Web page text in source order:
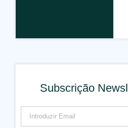
Subscrição